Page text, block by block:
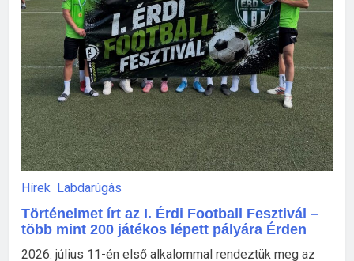
Hírek Labdarúgás
Történelmet írt az I. Érdi Football Fesztivál –
több mint 200 játékos lépett pályára Érden
2026. július 11-én első alkalommal rendeztük meg az